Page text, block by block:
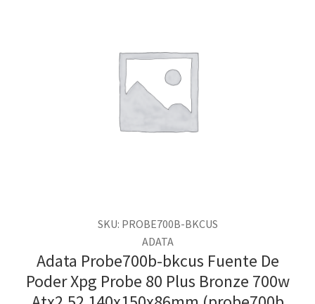
SKU: PROBE700B-BKCUS
ADATA
Adata Probe700b-bkcus Fuente De
Poder Xpg Probe 80 Plus Bronze 700w